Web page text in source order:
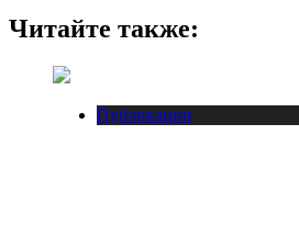
Читайте также:
Публикации